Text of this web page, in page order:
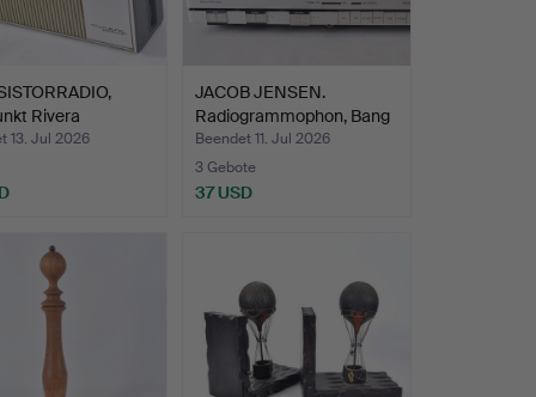
Rivera
13. Jul 2026
JACOB JENSEN.
Radiogrammophon, Bang
& Oluf…
Beendet 11. Jul 2026
3 Gebote
37 USD